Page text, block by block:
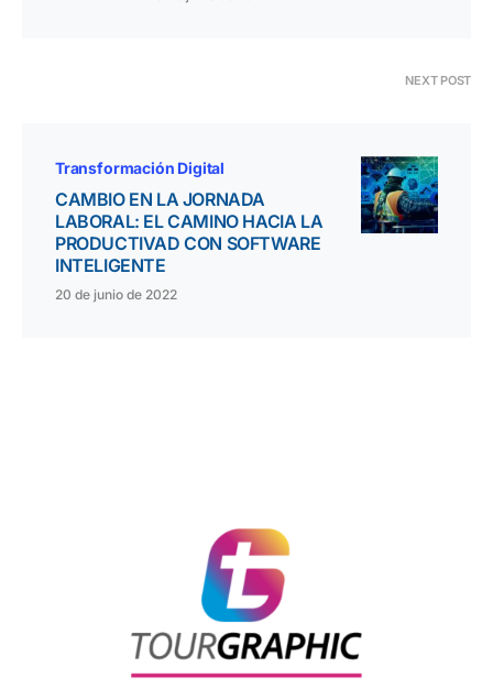
NEXT POST
Transformación Digital
CAMBIO EN LA JORNADA
LABORAL: EL CAMINO HACIA LA
PRODUCTIVAD CON SOFTWARE
INTELIGENTE
20 de junio de 2022